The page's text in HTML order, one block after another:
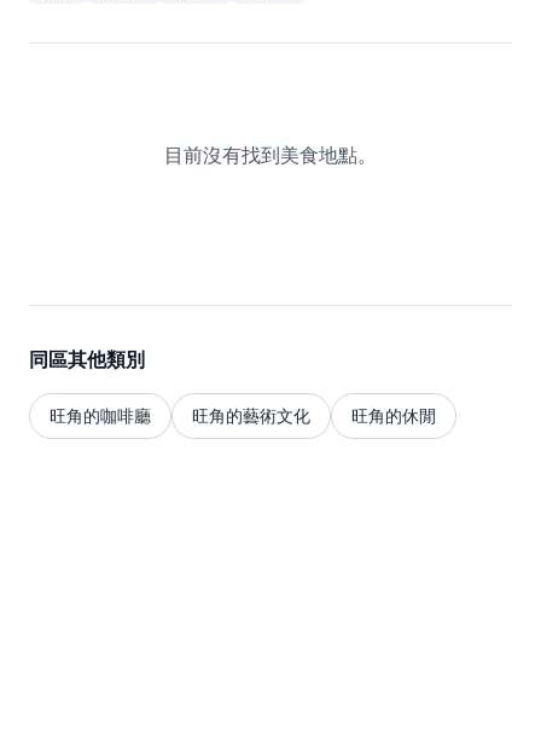
目前沒有找到美食地點。
同區其他類別
旺角的咖啡廳 旺角的藝術文化 旺角的休閒